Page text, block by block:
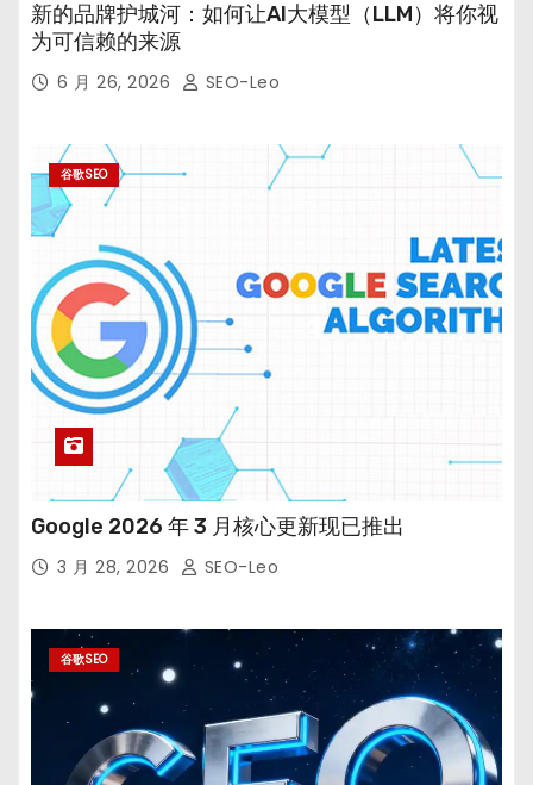
新的品牌护城河：如何让AI大模型（LLM）将你视
为可信赖的来源
6 月 26, 2026 SEO-Leo
谷歌SEO
Google 2026 年 3 月核心更新现已推出
3 月 28, 2026 SEO-Leo
谷歌SEO